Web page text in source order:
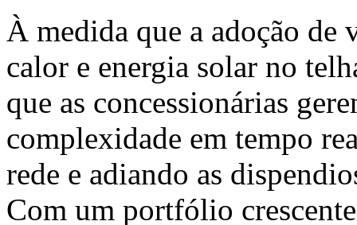
À medida que a adoção de
calor e energia solar no
que as concessionárias
complexidade em tempo
rede e adiando as
Com um portfólio